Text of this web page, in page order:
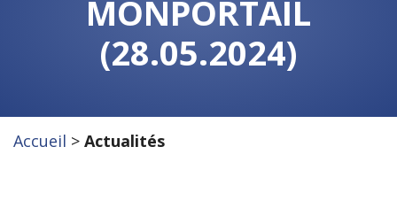
MONPORTAIL
(28.05.2024)
Accueil > Actualités